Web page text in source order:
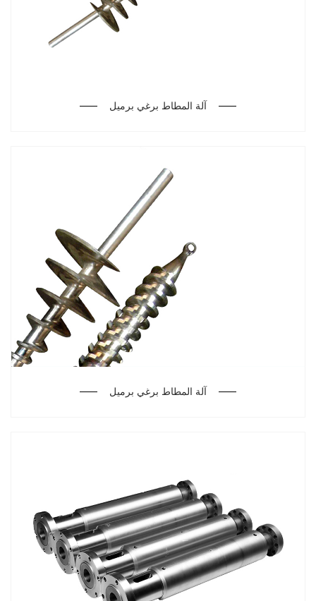
آلة المطاط برغي برميل
آلة المطاط برغي برميل